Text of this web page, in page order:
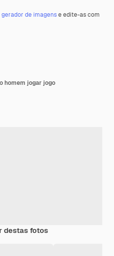
gerador de imagense edite-as com
homem jogar jogo
destas fotos